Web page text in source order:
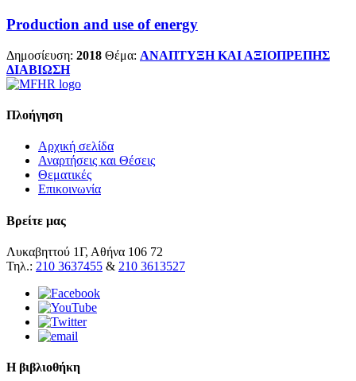
Production and use of energy
Δημοσίευση: 2018 Θέμα: ΑΝΑΠΤΥΞΗ ΚΑΙ ΑΞΙΟΠΡΕΠΗΣ
ΔΙΑΒΙΩΣΗ
Πλοήγηση
Αρχική σελίδα
Αναρτήσεις και Θέσεις
Θεματικές
Επικοινωνία
Βρείτε μας
Λυκαβηττού 1Γ, Αθήνα 106 72
Τηλ.: 210 3637455 & 210 3613527
Η βιβλιοθήκη